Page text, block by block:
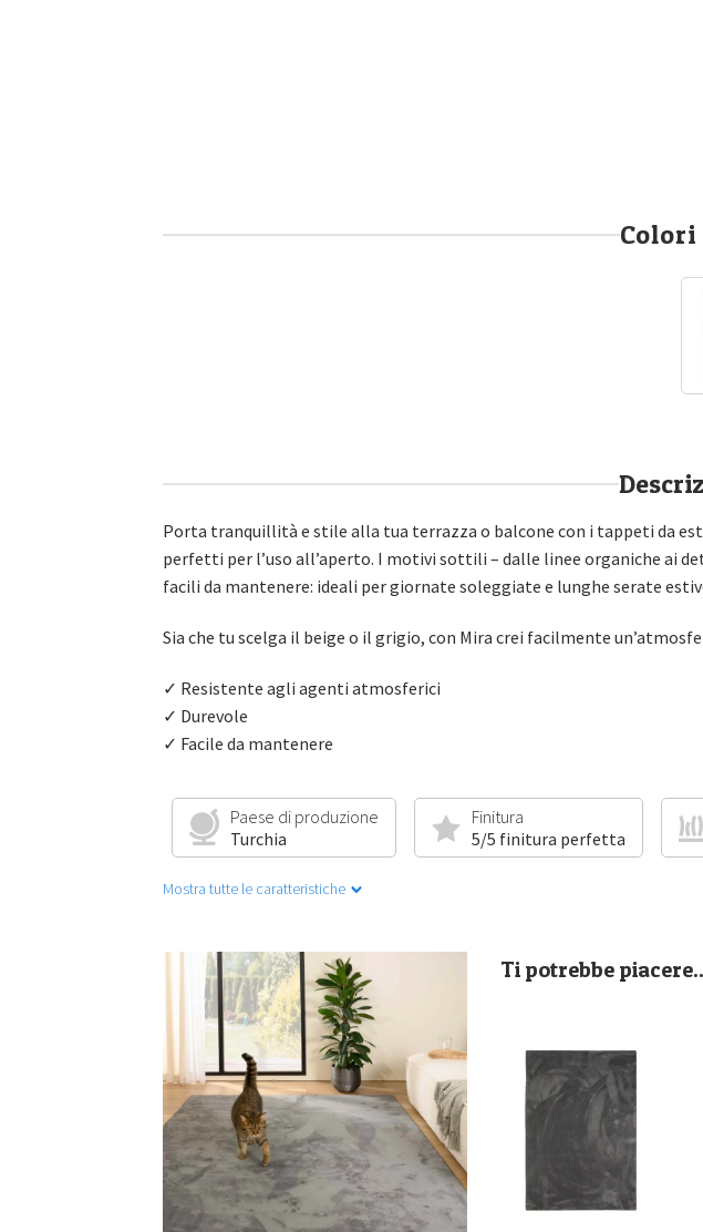
Porta tranquillità e stile alla tua terrazza o balcone con i tappeti da
perfetti per l’uso all’aperto. I motivi sottili – dalle linee organiche ai
facili da mantenere: ideali per giornate soleggiate e lunghe serate
Sia che tu scelga il beige o il grigio, con Mira crei facilmente
✓ Resistente agli agenti atmosferici
✓ Durevole
✓ Facile da mantenere
Paese di produzione
Turchia
Finitura
5/5 finitura perfetta
Mostra tutte le caratteristiche
Ti potrebbe